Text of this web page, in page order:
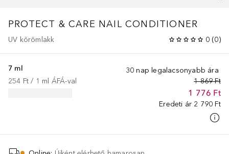
PROTECT & CARE NAIL CONDITIONER
UV körömlakk 0 (0)
30 nap legalacsonyabb ára
1 869 Ft
1 776 Ft
Eredeti ár 2 790 Ft
7 ml
254 Ft / 1 ml ÁFÁ-val